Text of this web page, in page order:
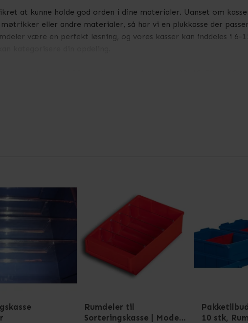
at kunne holde god orden i dine materialer. Uanset om
eller andre materialer, så har vi en plukkasse der
være en perfekt løsning, og vores kasser kan inddeles i
i KPRK serien, for både dybder 30, 40, 50 og 60
med varenumre hvor de 3 sidste cifre er "23H".
Rumdeler til
Sorteringskasse | Model
10 stk,